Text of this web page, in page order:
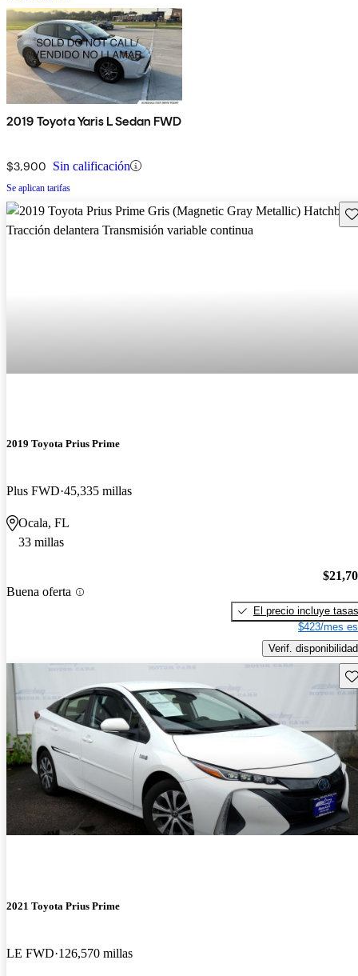
2019 Toyota Yaris L Sedan FWD
$3,900 Sin calificación
Se aplican tarifas
2019 Toyota Prius Prime
Plus FWD 45,335 millas
Ocala, FL
33 millas
Buena oferta
El precio incluye tasas
$423/mes
Verif. disponibilidad
2021 Toyota Prius Prime
LE FWD 126,570 millas